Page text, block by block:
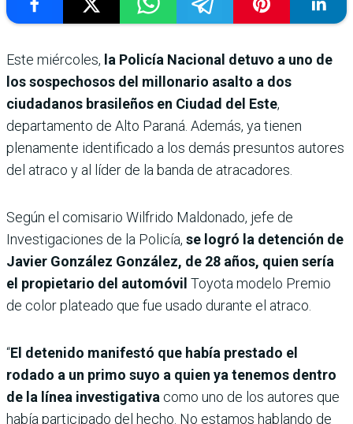
Este miércoles, la Policía Nacional detuvo a uno de
los sospechosos del millonario asalto a dos
ciudadanos brasileños en Ciudad del Este,
departamento de Alto Paraná. Además, ya tienen
plenamente identificado a los demás presuntos autores
del atraco y al líder de la banda de atracadores.
Según el comisario Wilfrido Maldonado, jefe de
Investigaciones de la Policía, se logró la detención de
Javier González González, de 28 años, quien sería
el propietario del automóvil Toyota modelo Premio
de color plateado que fue usado durante el atraco.
“El detenido manifestó que había prestado el
rodado a un primo suyo a quien ya tenemos dentro
de la línea investigativa como uno de los autores que
había participado del hecho. No estamos hablando de